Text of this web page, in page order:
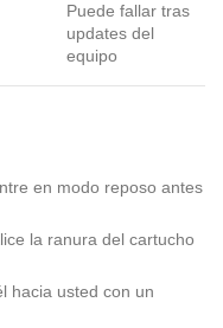
Puede fallar tras
updates del
equipo
en modo reposo antes
la ranura del cartucho
hacia usted con un